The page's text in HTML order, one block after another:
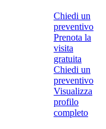
Chiedi un
preventivo
Prenota la
visita
gratuita
Chiedi un
preventivo
Visualizza
profilo
completo